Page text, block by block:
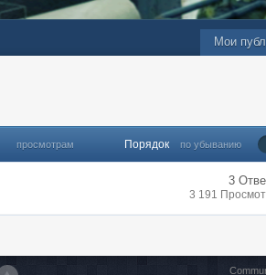
Мои
просмотрам Порядок по убыванию
3
3 191